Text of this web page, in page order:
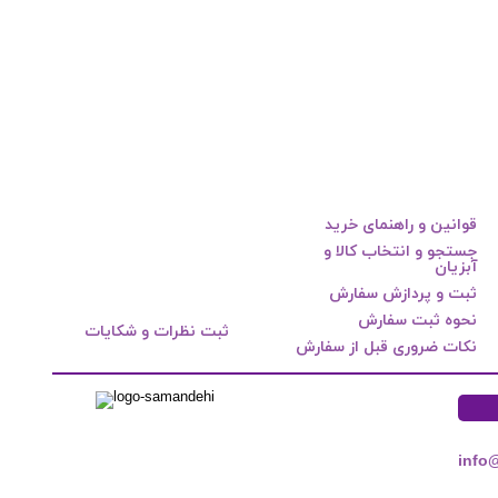
قوانین و راهنمای خرید
جستجو و انتخاب کالا و
آبزیان
ثبت و پردازش سفارش
نحوه ثبت سفارش
نکات ضروری قبل از سفارش
ثبت نظرات و شکایات